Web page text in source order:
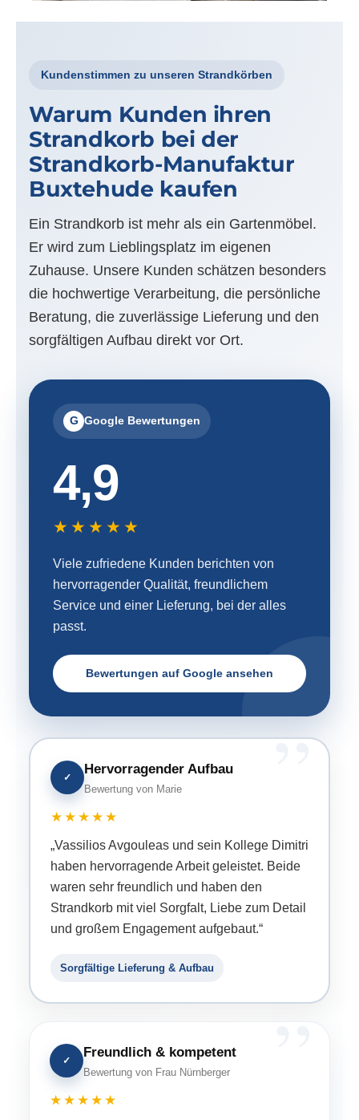
Kundenstimmen zu unseren Strandkörben
Warum Kunden ihren
Strandkorb bei der
Strandkorb-Manufaktur
Buxtehude kaufen
Ein Strandkorb ist mehr als ein Gartenmöbel.
Er wird zum Lieblingsplatz im eigenen
Zuhause. Unsere Kunden schätzen besonders
die hochwertige Verarbeitung, die persönliche
Beratung, die zuverlässige Lieferung und den
sorgfältigen Aufbau direkt vor Ort.
G Google Bewertungen
4,9
★★★★★
Viele zufriedene Kunden berichten von
hervorragender Qualität, freundlichem
Service und einer Lieferung, bei der alles
passt.
Bewertungen auf Google ansehen
✓
Hervorragender Aufbau
Bewertung von Marie
★★★★★
„Vassilios Avgouleas und sein Kollege Dimitri
haben hervorragende Arbeit geleistet. Beide
waren sehr freundlich und haben den
Strandkorb mit viel Sorgfalt, Liebe zum Detail
und großem Engagement aufgebaut.“
Sorgfältige Lieferung & Aufbau
✓
Freundlich & kompetent
Bewertung von Frau Nürnberger
★★★★★